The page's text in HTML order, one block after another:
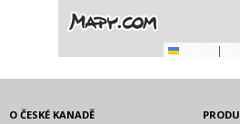
Leaflet |
O ČESKÉ KANADĚ